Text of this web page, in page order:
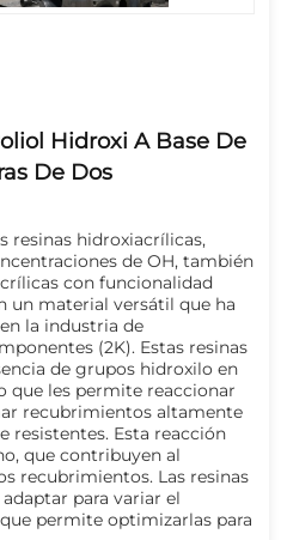
Hidroxi A Base De
De Dos
resinas hidroxiacrílicas,
de OH, también
con funcionalidad
un material versátil que ha
la industria de
(2K). Estas resinas
de grupos hidroxilo en
que les permite reaccionar
recubrimientos altamente
resistentes. Esta reacción
que contribuyen al
recubrimientos. Las resinas
para variar el
permite optimizarlas para